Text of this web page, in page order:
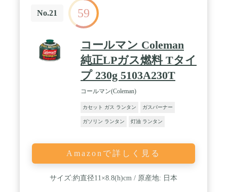
No.21 59
コールマン Coleman
純正LPガス燃料 Tタイ
プ 230g 5103A230T
コールマン(Coleman)
カセット ガス ランタン ガスバーナー
ガソリン ランタン 灯油 ランタン
Amazonで詳しく見る
サイズ:約直径11×8.8(h)cm / 原産地: 日本